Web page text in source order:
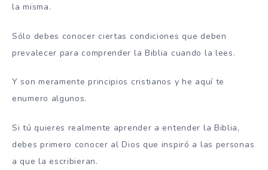
la misma.
Sólo debes conocer ciertas condiciones que deben
prevalecer para comprender la Biblia cuando la lees.
Y son meramente principios cristianos y he aquí te
enumero algunos.
Si tú quieres realmente aprender a entender la Biblia,
debes primero conocer al Dios que inspiró a las personas
a que la escribieran.